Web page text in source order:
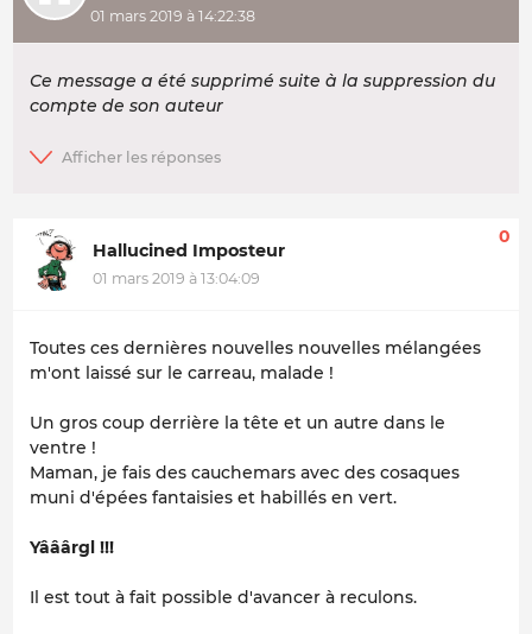
01 mars 2019 à 14:22:38
Ce message a été supprimé suite à la suppression du
compte de son auteur
Hallucined Imposteur
01 mars 2019 à 13:04:09
0
Toutes ces dernières nouvelles nouvelles mélangées
m'ont laissé sur le carreau, malade !
Un gros coup derrière la tête et un autre dans le
ventre !
Maman, je fais des cauchemars avec des cosaques
muni d'épées fantaisies et habillés en vert.
Yââârgl !!!
Il est tout à fait possible d'avancer à reculons.